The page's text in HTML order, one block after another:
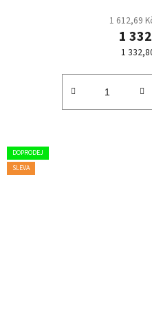
1 612,69
1
Měrná
1
DOPRODEJ
SLEVA